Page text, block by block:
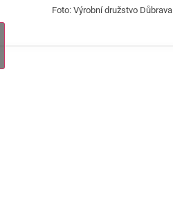
Foto: Výrobní družstvo Důbrava